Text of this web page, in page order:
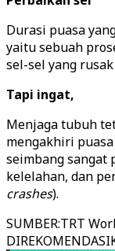
Durasi puasa
yaitu sebuah
sel-sel yang
Tapi ingat,
Menjaga tubuh
mengakhiri
seimbang sangat
kelelahan, dan
crashes).
SUMBER:TRT